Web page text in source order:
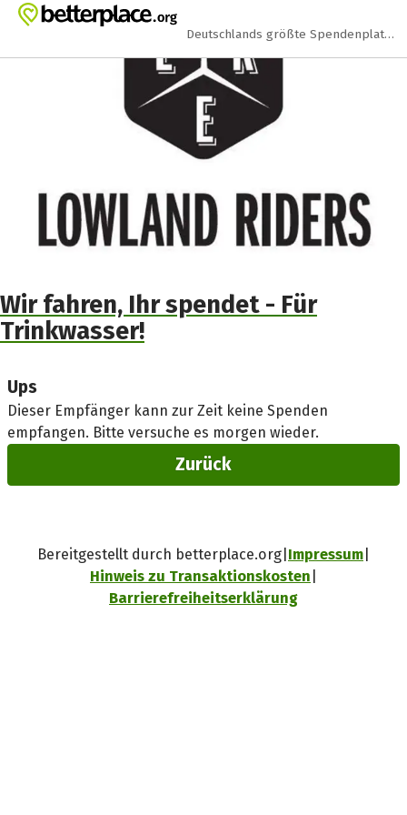
Zum Hauptinhalt springen
Erklärung zur Barrierefreiheit anzeigen
Deutschlands größte Spendenplattform
Wir fahren, Ihr spendet - Für
Trinkwasser!
Ups
Dieser Empfänger kann zur Zeit keine Spenden
empfangen. Bitte versuche es morgen wieder.
Zurück
Bereitgestellt durch betterplace.org Impressum
Hinweis zu Transaktionskosten
Barrierefreiheitserklärung